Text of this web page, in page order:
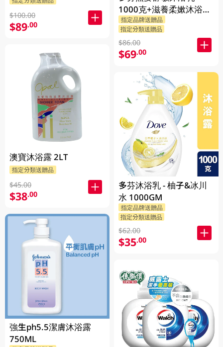
$100.00
$89.00
澳寶沐浴露 2LT
指定分類送贈品
$45.00
$38.00
強生ph5.5潔膚沐浴露
750ML
1000克+滋養柔嫰沐浴乳
1000克+Dove沐浴乳200
克 (隨機發送) 1PK
指定品牌送贈品
指定分類送贈品
$86.00
$69.00
多芬沐浴乳 - 柚子&冰川
水 1000GM
指定品牌送贈品
指定分類送贈品
$62.00
$35.00